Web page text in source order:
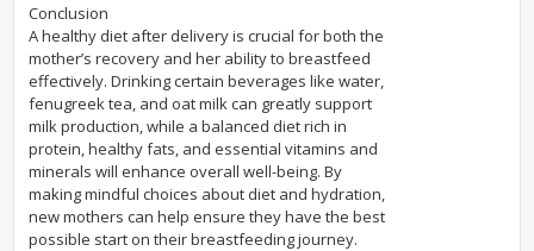
Conclusion
A healthy diet after delivery is crucial for both the
mother’s recovery and her ability to breastfeed
effectively. Drinking certain beverages like water,
fenugreek tea, and oat milk can greatly support
milk production, while a balanced diet rich in
protein, healthy fats, and essential vitamins and
minerals will enhance overall well-being. By
making mindful choices about diet and hydration,
new mothers can help ensure they have the best
possible start on their breastfeeding journey.